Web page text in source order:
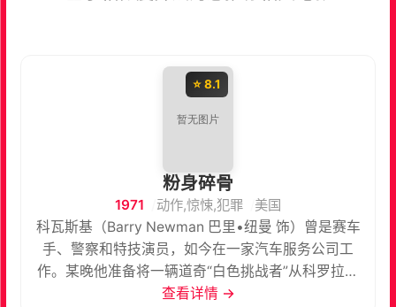
⭐ 8.1
粉身碎骨
1971 动作,惊悚,犯罪
美国
科瓦斯基（Barry Newman 巴里•纽曼 饰）曾是赛车
手、警察和特技演员，如今在一家汽车服务公司工
作。某晚他准备将一辆道奇“白色挑战者”从科罗拉多
送往三藩市。出发当夜，他和一个老友打赌，约定在
查看详情 →